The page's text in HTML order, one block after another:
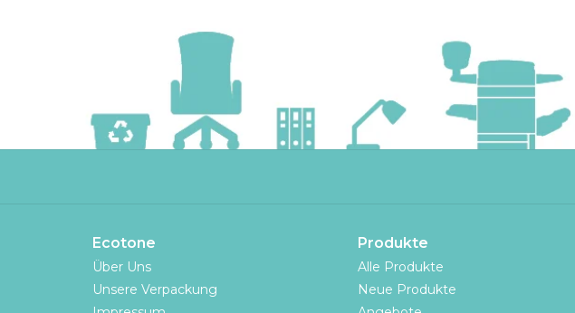
Ecotone
Über Uns
Unsere Verpackung
Produkte
Alle Produkte
Neue Produkte